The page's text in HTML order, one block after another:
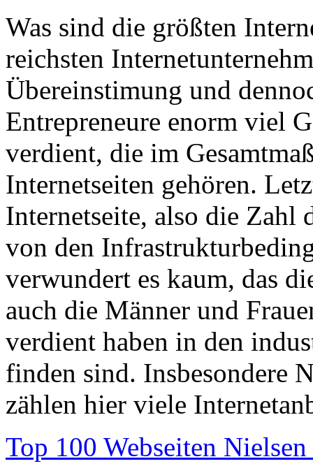
Was sind die größten
reichsten
Übereinstimung und
Entrepreneure enorm viel
verdient, die im
Internetseiten gehören.
Internetseite, also die Zahl
von den
verwundert es kaum, das
auch die Männer und
verdient haben in den
finden sind. Insbesondere
zählen hier viele
Top 100 Webseiten